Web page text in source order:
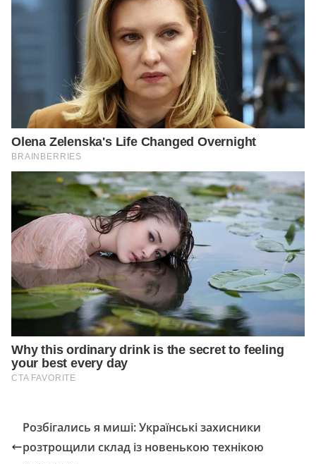
Розбігались я миші: Українські захисники
розтрощили склад із новенькою технікою